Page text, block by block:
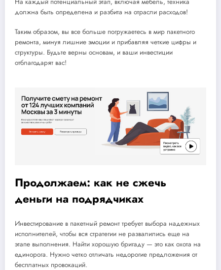
должна быть определена и разбита на отрасли расходов!
Таким образом, вы все больше погружаетесь в мир пакетного
ремонта, минуя лишние эмоции и прибавляя четкие цифры и
структуры. Будьте верны основам, и ваши инвестиции
отблагодарят вас!
Продолжаем: как не сжечь
деньги на подрядчиках
Инвестирование в пакетный ремонт требует выбора надежных
исполнителей, чтобы вся стратегии не развалились еще на
этапе выполнения. Найти хорошую бригаду — это как охота на
единорога. Нужно четко отличать недорогие предложения от
бесплатных провокаций.